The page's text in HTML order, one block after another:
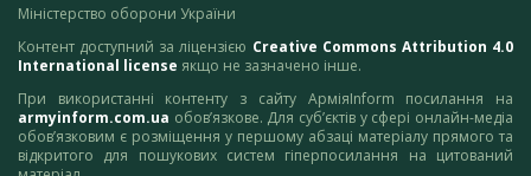
Міністерство оборони України
Контент доступний за ліцензією Creative Commons Attribution 4.0
International license якщо не зазначено інше.
При використанні контенту з сайту АрміяInform посилання на
armyinform.com.ua обов’язкове. Для суб’єктів у сфері онлайн-медіа
обов’язковим є розміщення у першому абзаці матеріалу прямого та
відкритого для пошукових систем гіперпосилання на цитований